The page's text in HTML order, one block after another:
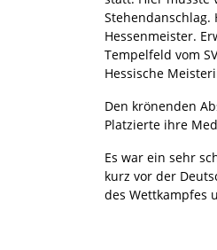
Hessenmeister.
Tempelfeld vom
Hessische
Den krönenden
Platzierte ihre
Es war ein sehr
kurz vor der
des Wettkampfes